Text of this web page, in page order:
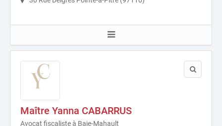
Maître Yanna CABARRUS
Avocat fiscaliste à Baie-Mahault